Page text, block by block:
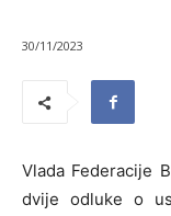
30/11/2023
Vlada Federacije
dvije odluke o